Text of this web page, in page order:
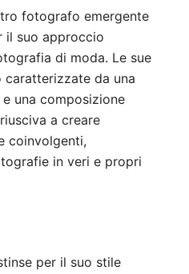
fotografo emergente
il suo approccio
di moda. Le sue
caratterizzate da una
una composizione
a creare
coinvolgenti,
in veri e propri
per il suo stile